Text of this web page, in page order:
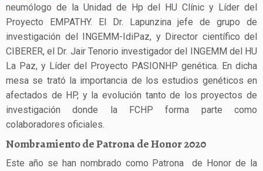
neumólogo de la Unidad de Hp del HU Clínic y Líder del
Proyecto EMPATHY. El Dr. Lapunzina jefe de grupo de
investigación del INGEMM-IdiPaz, y Director científico del
CIBERER, el Dr. Jair Tenorio investigador del INGEMM del HU
La Paz, y Líder del Proyecto PASIONHP genética. En dicha
mesa se trató la importancia de los estudios genéticos en
afectados de HP, y la evolución tanto de los proyectos de
investigación donde la FCHP forma parte como
colaboradores oficiales.
Nombramiento de Patrona de Honor 2020
Este año se han nombrado como Patrona de Honor de la